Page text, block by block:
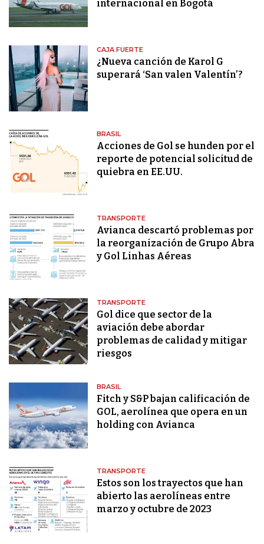
internacional en Bogotá
CAJA FUERTE
¿Nueva canción de Karol G
superará ‘San valen Valentín’?
BRASIL
Acciones de Gol se hunden por el
reporte de potencial solicitud de
quiebra en EE.UU.
TRANSPORTE
Avianca descartó problemas por
la reorganización de Grupo Abra
y Gol Linhas Aéreas
TRANSPORTE
Gol dice que sector de la
aviación debe abordar
problemas de calidad y mitigar
riesgos
BRASIL
Fitch y S&P bajan calificación de
GOL, aerolínea que opera en un
holding con Avianca
TRANSPORTE
Estos son los trayectos que han
abierto las aerolíneas entre
marzo y octubre de 2023